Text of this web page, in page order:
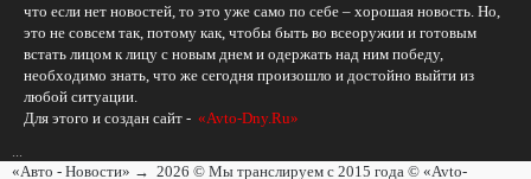
что если нет новостей, то это уже само по себе – хорошая новость. Но,
это не совсем так, потому как, чтобы быть во всеоружии и готовым
встать лицом к лицу с новым днем и одержать над ним победу,
необходимо знать, что же сегодня произошло и достойно выйти из
любой ситуации.
Для этого и создан сайт - «Avto-Dny.Ru»
...
«Авто - Новости» → 2026 © Мы транслируем с 2015 года © «Avto-